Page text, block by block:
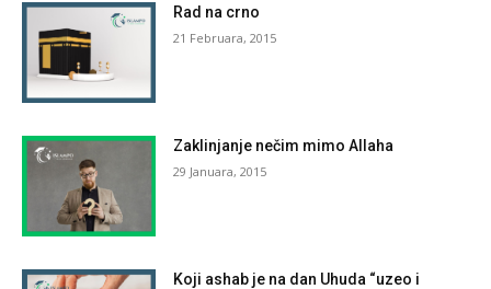
Rad na crno
21 Februara, 2015
Zaklinjanje nečim mimo Allaha
29 Januara, 2015
Koji ashab je na dan Uhuda “uzeo i